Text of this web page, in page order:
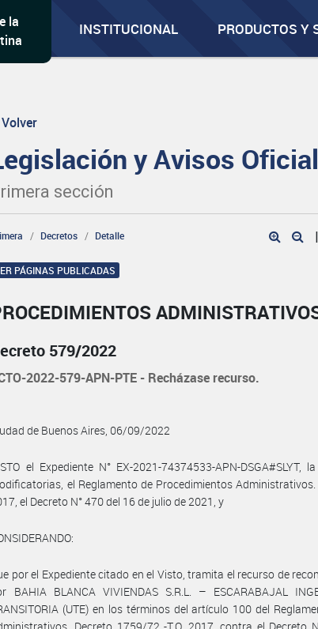
la
INSTITUCIONAL PRODUCTOS Y
Volver
y Avisos
sección
Decretos Detalle |
PÁGINAS PUBLICADAS
579/2022
2022-579-APN-PTE - Recházase recurso.
de Buenos Aires, 06/09/2022
el Expediente N° EX-2021-74374533-APN-DSGA#SLYT,
el Reglamento de Procedimientos Administrativos.
el Decreto N° 470 del 16 de julio de 2021, y
por el Expediente citado en el Visto, tramita el recurso de
BAHIA BLANCA VIVIENDAS S.R.L. – ESCARABAJAL
(UTE) en los términos del artículo 100 del